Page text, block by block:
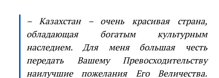
– Казахстан – очень красивая страна,
обладающая богатым культурным
наследием. Для меня большая честь
передать Вашему Превосходительству
наилучшие пожелания Его Величества.